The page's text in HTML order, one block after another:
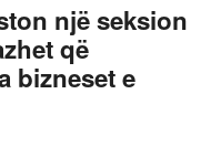
një seksion
që
bizneset e